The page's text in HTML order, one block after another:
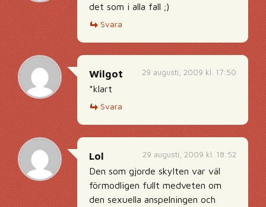
det som i alla fall ;)
Svara
29 augusti, 2009 kl. 17:50
Wilgot
*klart
Svara
29 augusti, 2009 kl. 18:52
Lol
Den som gjorde skylten var väl
förmodligen fullt medveten om
den sexuella anspelningen och